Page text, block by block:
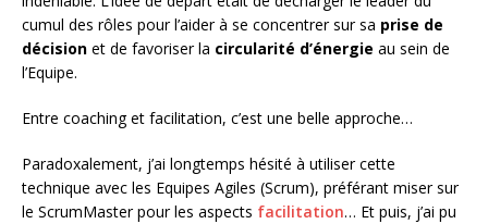
cumul des rôles pour l’aider à se concentrer sur sa prise de
décision et de favoriser la circularité d’énergie au sein de
l’Equipe.
Entre coaching et facilitation, c’est une belle approche…
Paradoxalement, j’ai longtemps hésité à utiliser cette
technique avec les Equipes Agiles (Scrum), préférant miser sur
le ScrumMaster pour les aspects facilitation… Et puis, j’ai pu